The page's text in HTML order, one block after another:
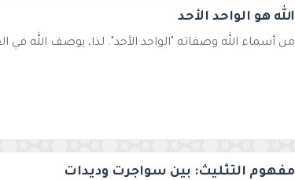
الله هو الواحد الأحد
من أسماء الله وصفاته "الواحد الأحد". لذا، يوصف الله في
مفهوم التثليث: بين سواجرت وديدات